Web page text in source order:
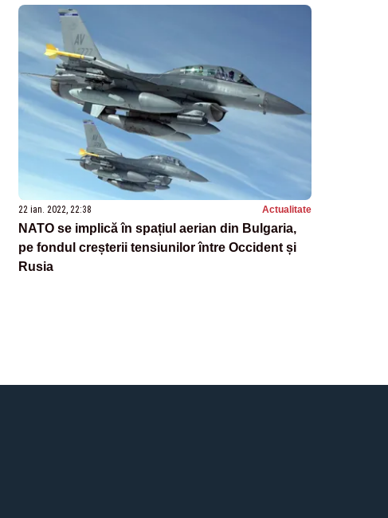
22 ian. 2022, 22:38 Actualitate
NATO se implică în spațiul aerian din Bulgaria,
pe fondul creșterii tensiunilor între Occident și
Rusia